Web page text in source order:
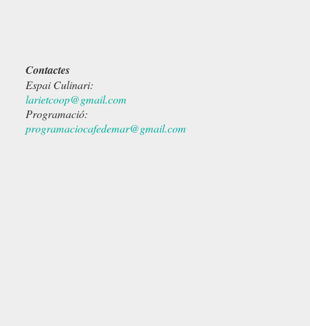
Contactes
Espai Culinari:
larietcoop@gmail.com
Programació:
programaciocafedemar@gmail.com